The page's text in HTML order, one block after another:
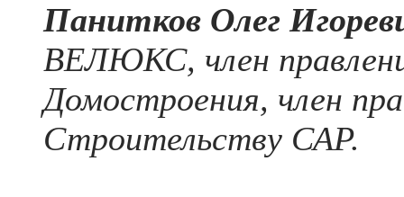
Панитков Олег
ВЕЛЮКС, член
Домостроения, член
Строительству САР.